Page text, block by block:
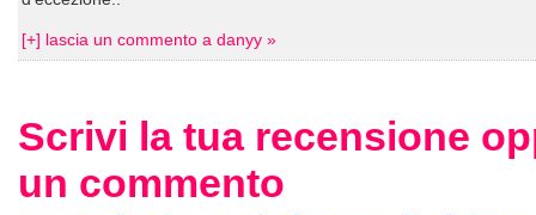
[+] lascia un commento a danyy »
Scrivi la tua recensione
un commento